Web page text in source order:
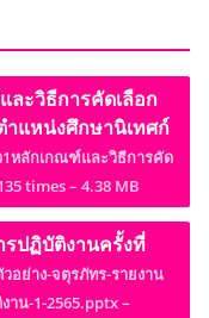
ละวิธีการคัดเลือก
ำแหน่งศึกษานิเทศก์
1หลักเกณฑ์และวิธีการคัด
times – 4.38 MB
รปฏิบัติงานครั้งที่
วอย่าง-จตุรภัทร-รายงาน
น-1-2565.pptx –